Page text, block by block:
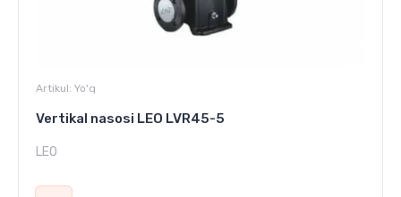
Artikul: Yo'q
Vertikal nasosi LEO LVR45-5
LEO